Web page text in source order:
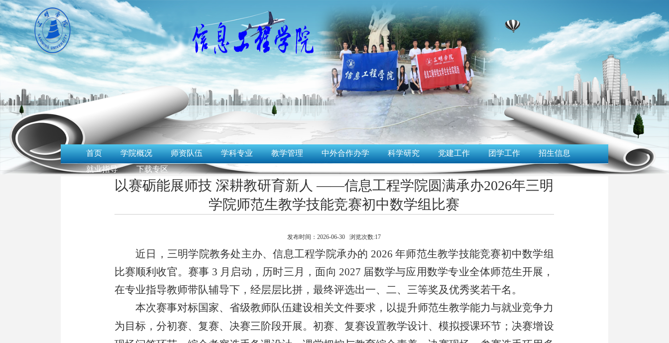
首页 学院概况 师资队伍 学科专业 教学管理 中外合作办学 科学研究 党建工作 团学工作
招生信息
就业指导
下载专区
以赛砺能展师技 深耕教研育新人 ——信息工程学院圆满承办2026年三明
学院师范生教学技能竞赛初中数学组比赛
发布时间：2026-06-30 浏览次数:17
近日，三明学院教务处主办、信息工程学院承办的 2026 年师范生教学技能竞赛初中数学组
比赛顺利收官。赛事 3 月启动，历时三月，面向 2027 届数学与应用数学专业全体师范生开展，
在专业指导教师带队辅导下，经层层比拼， 最终评选出一、二、三等奖及优秀奖若干名。
本次赛事对标国家、省级教师队伍建设相关文件要求，以提升师范生教学能力与就业竞争力
为目标，分初赛、复赛、决赛三阶段开展。初赛、复赛设置教学设计、模拟授课环节；决赛增设